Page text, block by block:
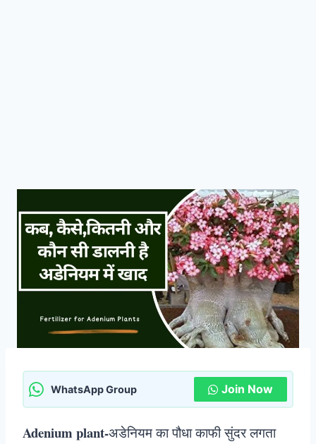
WhatsApp Group Join Now
Adenium plant-अडेनियम का पौधा काफी सुंदर लगता